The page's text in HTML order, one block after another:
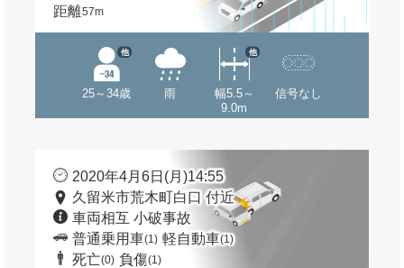
距離57m
25～34歳
他
雨
幅5.5～
9.0m
他
信号なし
2020年4月6日(月)14:55
久留米市荒木町白口 付近
車両相互 小破事故
普通乗用車(1) 軽自動車(1)
死亡(0) 負傷(1)